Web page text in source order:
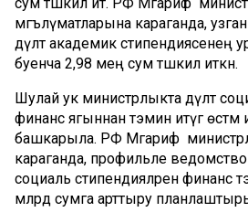
мәгълүматларына караганда,
дәүләт академик стипендиясенең
буенча 2,98 мең сум тәшкил иткән.
Шулай ук министрлыкта дәүләт
финанс ягыннан тәэмин итүгә
башкарыла. РФ Мәгариф
караганда, профильле ведомство
социаль стипендияләрен финанс
млрд сумга арттыру